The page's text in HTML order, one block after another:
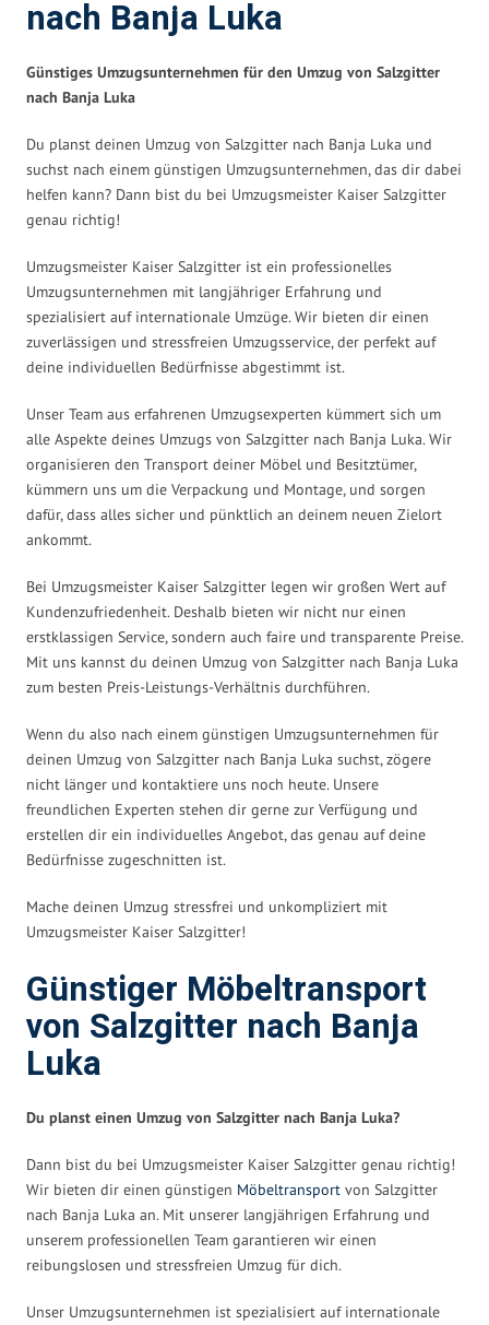
nach Banja Luka
Günstiges Umzugsunternehmen für den Umzug von Salzgitter
nach Banja Luka
Du planst deinen Umzug von Salzgitter nach Banja Luka und
suchst nach einem günstigen Umzugsunternehmen, das dir dabei
helfen kann? Dann bist du bei Umzugsmeister Kaiser Salzgitter
genau richtig!
Umzugsmeister Kaiser Salzgitter ist ein professionelles
Umzugsunternehmen mit langjähriger Erfahrung und
spezialisiert auf internationale Umzüge. Wir bieten dir einen
zuverlässigen und stressfreien Umzugsservice, der perfekt auf
deine individuellen Bedürfnisse abgestimmt ist.
Unser Team aus erfahrenen Umzugsexperten kümmert sich um
alle Aspekte deines Umzugs von Salzgitter nach Banja Luka. Wir
organisieren den Transport deiner Möbel und Besitztümer,
kümmern uns um die Verpackung und Montage, und sorgen
dafür, dass alles sicher und pünktlich an deinem neuen Zielort
ankommt.
Bei Umzugsmeister Kaiser Salzgitter legen wir großen Wert auf
Kundenzufriedenheit. Deshalb bieten wir nicht nur einen
erstklassigen Service, sondern auch faire und transparente Preise.
Mit uns kannst du deinen Umzug von Salzgitter nach Banja Luka
zum besten Preis-Leistungs-Verhältnis durchführen.
Wenn du also nach einem günstigen Umzugsunternehmen für
deinen Umzug von Salzgitter nach Banja Luka suchst, zögere
nicht länger und kontaktiere uns noch heute. Unsere
freundlichen Experten stehen dir gerne zur Verfügung und
erstellen dir ein individuelles Angebot, das genau auf deine
Bedürfnisse zugeschnitten ist.
Mache deinen Umzug stressfrei und unkompliziert mit
Umzugsmeister Kaiser Salzgitter!
Günstiger Möbeltransport
von Salzgitter nach Banja
Luka
Du planst einen Umzug von Salzgitter nach Banja Luka?
Dann bist du bei Umzugsmeister Kaiser Salzgitter genau richtig!
Wir bieten dir einen günstigen Möbeltransport von Salzgitter
nach Banja Luka an. Mit unserer langjährigen Erfahrung und
unserem professionellen Team garantieren wir einen
reibungslosen und stressfreien Umzug für dich.
Unser Umzugsunternehmen ist spezialisiert auf internationale